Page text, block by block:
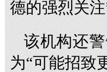
德的强烈关注
该机构还
为“可能招致